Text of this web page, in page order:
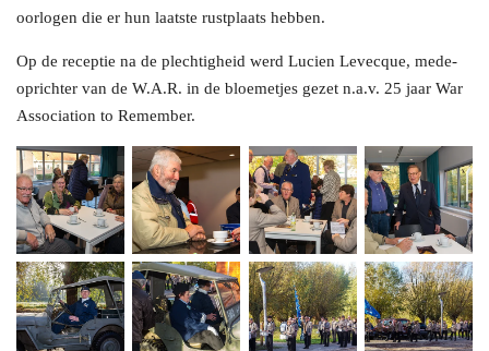
oorlogen die er hun laatste rustplaats hebben.
Op de receptie na de plechtigheid werd Lucien Levecque, mede-
oprichter van de W.A.R. in de bloemetjes gezet n.a.v. 25 jaar War
Association to Remember.